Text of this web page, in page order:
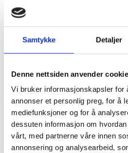
Samtykke Detaljer
Denne nettsiden anvender
Vi bruker informasjonskapsler for
annonser et personlig preg, for å
mediefunksjoner og for å
dessuten informasjon om
vårt, med partnerne våre innen
annonsering og analysearbeid,
918 50 201
JAE@elnettgruppen.no
Økonomiansvarlig
474 43 254
JH@elnettgruppen.no
Dag Tuvrønningen
Business Controller